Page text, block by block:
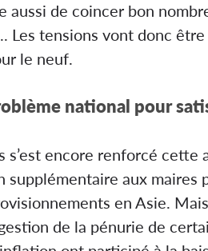
aussi de coincer bon
Les tensions vont donc
le neuf.
national pour
s’est encore renforcé
supplémentaire aux
en Asie.
de la pénurie de